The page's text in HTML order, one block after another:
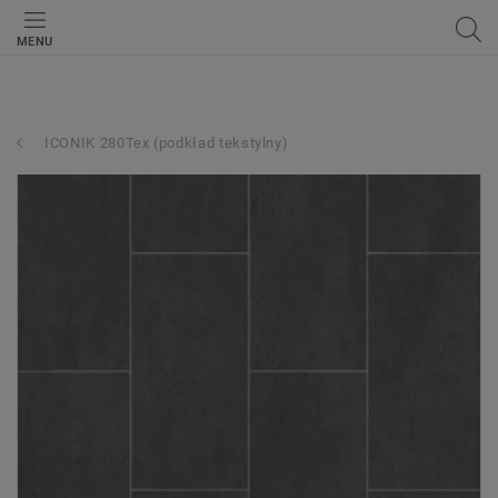
MENU
ICONIK 280Tex (podkład tekstylny)